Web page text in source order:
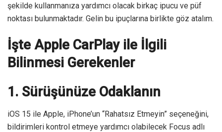
şekilde kullanmanıza yardımcı olacak birkaç ipucu ve püf
noktası bulunmaktadır. Gelin bu ipuçlarına birlikte göz atalım.
İşte Apple CarPlay ile İlgili
Bilinmesi Gerekenler
1. Sürüşünüze Odaklanın
iOS 15 ile Apple, iPhone’un “Rahatsız Etmeyin” seçeneğini,
bildirimleri kontrol etmeye yardımcı olabilecek Focus adlı